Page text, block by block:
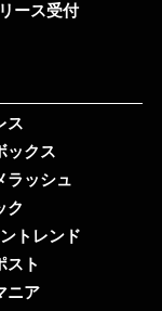
ース受付
ス
ックス
ラッシュ
ク
トレンド
スト
ニア